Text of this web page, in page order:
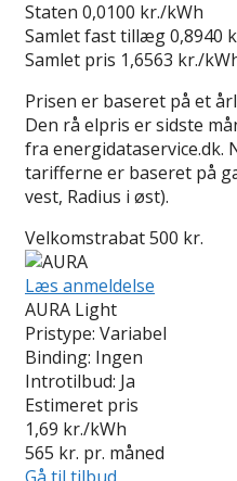
Staten 0,0100 kr./kWh
Samlet fast tillæg0,8940
Samlet pris 1,6563 kr./
Prisen er baseret på et
Den rå elpris er sidste
fra energidataservice.dk.
tarifferne er baseret på
vest, Radius i øst).
Velkomstrabat 500 kr.
Læs anmeldelse
AURA Light
Pristype: Variabel
Binding: Ingen
Introtilbud: Ja
Estimeret pris
1,69 kr./kWh
565 kr. pr. måned